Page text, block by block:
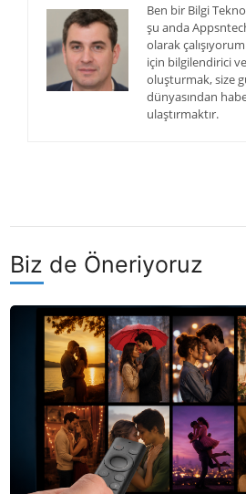
Ben bir Bilgi
şu anda
olarak
için bilgilendirici
oluşturmak, size
dünyasından
ulaştırmaktır.
Biz de Öneriyoruz